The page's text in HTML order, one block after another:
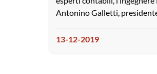
Antonino Galletti,
13-12-2019